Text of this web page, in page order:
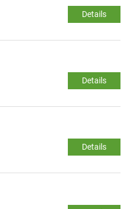
Details
Details
Details